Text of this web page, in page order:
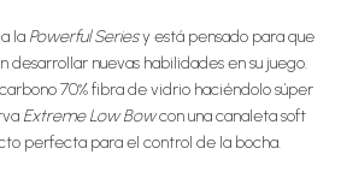
la Powerful Seriesy está pensado para que
desarrollar nuevas habilidades en su juego.
70% fibra de vidrio haciéndolo súper
Extreme Low Bowcon una canaleta soft
perfecta para el control de la bocha.